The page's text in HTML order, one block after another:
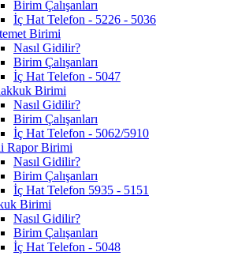
Birim Çalışanları
İç Hat Telefon - 5226 - 5036
Birimi
Nasıl Gidilir?
Birim Çalışanları
İç Hat Telefon - 5047
Birimi
Nasıl Gidilir?
Birim Çalışanları
İç Hat Telefon - 5062/5910
Rapor Birimi
Nasıl Gidilir?
Birim Çalışanları
İç Hat Telefon 5935 - 5151
Birimi
Nasıl Gidilir?
Birim Çalışanları
İç Hat Telefon - 5048